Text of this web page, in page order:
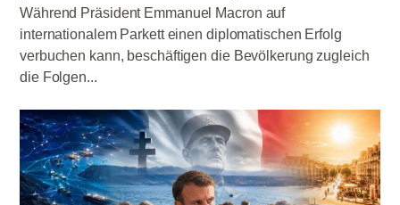
Während Präsident Emmanuel Macron auf
internationalem Parkett einen diplomatischen Erfolg
verbuchen kann, beschäftigen die Bevölkerung zugleich
die Folgen...